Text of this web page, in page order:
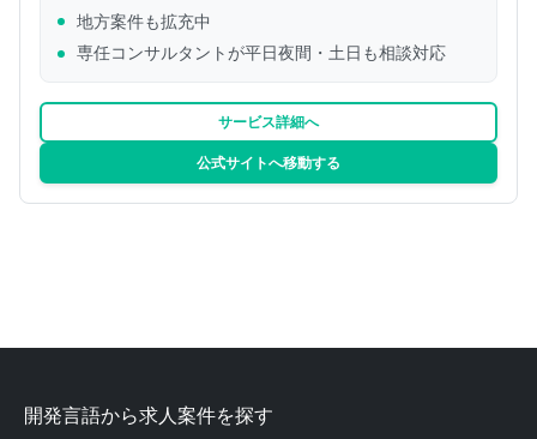
地方案件も拡充中
専任コンサルタントが平日夜間・土日も相談対応
サービス詳細へ
公式サイトへ移動する
開発言語から求人案件を探す